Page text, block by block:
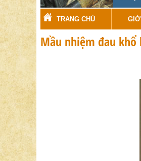
TRANG CHỦ
Mầu nhiệm đau